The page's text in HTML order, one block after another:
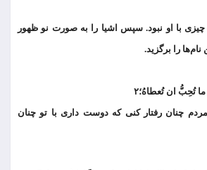
چیزی با او نبود. سپس اشیا را به صورت نو ظهور
را برگزید.
تُحِبُّ ان تُعطاهُ؛۲
چنان رفتار کنی که دوست داری با تو چنان